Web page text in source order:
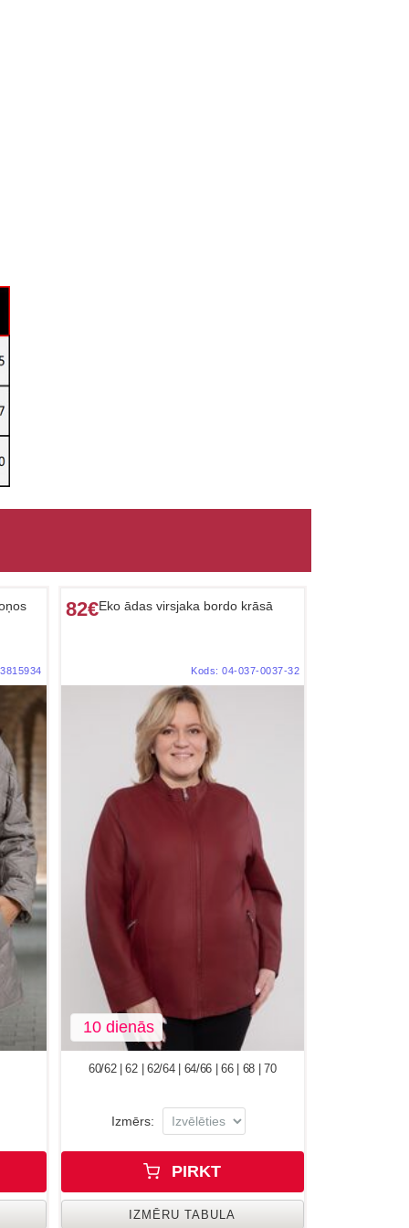
82€Eko ādas virsjaka bordo krāsā
Kods: 04-037-0037-32
10 dienās
60/62 | 62 | 62/64 | 64/66 | 66 | 68 | 70
Izmērs:
PIRKT
IZMĒRU TABULA